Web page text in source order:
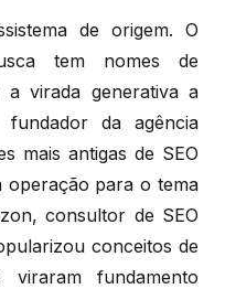
de origem. O
tem nomes de
a virada generativa a
da agência
mais antigas de SEO
operação para o tema
consultor de SEO
conceitos de
fundamento